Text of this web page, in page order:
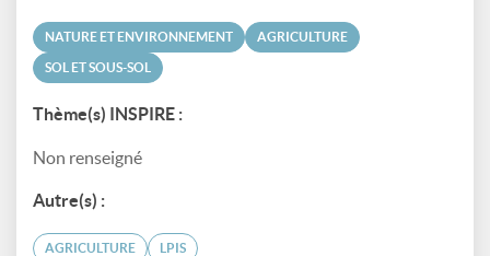
NATURE ET ENVIRONNEMENT AGRICULTURE
SOL ET SOUS-SOL
Thème(s) INSPIRE :
Non renseigné
Autre(s) :
AGRICULTURE LPIS